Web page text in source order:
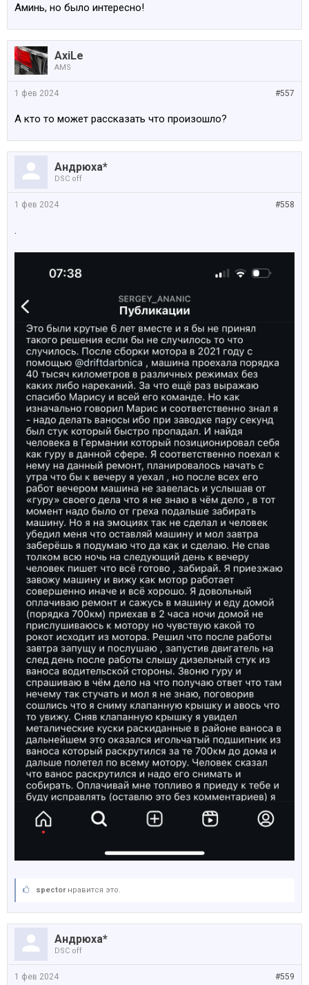
Аминь, но было интересно!
AxiLe
AMS
#557
1 фев 2024
А кто то может рассказать что произошло?
Андрюха*
DSC off
#558
1 фев 2024
.
spectorнравится это.
Андрюха*
DSC off
#559
1 фев 2024